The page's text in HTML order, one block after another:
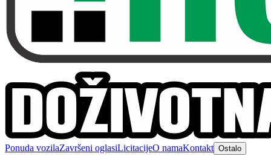
Ponuda vozilaZavršeni oglasiLicitacijeO namaKontakt Ostalo